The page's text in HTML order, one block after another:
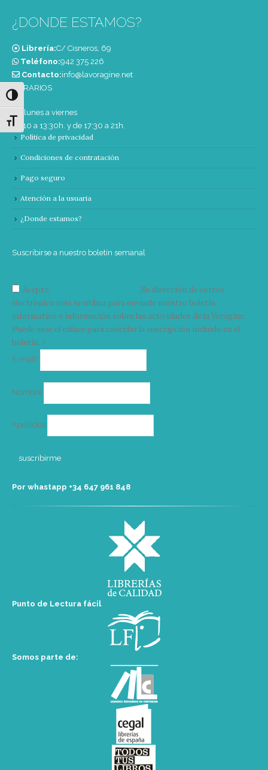
Alternar alto contraste
Alternar tamaño de letra
¿DONDE ESTAMOS?
Librería:C/ Cisneros, 69
Teléfono:‭942 375 226‬
Contacto:info@lavoragine.net
HORARIOS
De lunes a viernes
de 10 a 13:30h. y de 17:30 a 21h.
Política de privacidad
Condiciones de contratación
Pago seguro
Atención a la usuaria
¿Donde estamos?
Suscribirse a nuestro boletín semanal
Acepto
Su dirección de correo
electrónico solo se utiliza para enviarle nuestro boletín
informativo e información sobre las actividades de la Vorágine.
Puede usar el enlace para cancelar la suscripción incluido en el
boletín. >
E-mail*
Nombre
Apellidos
Por whastapp +34 ‭647 961 848‬
Punto de Lectura fácil
Somos parte de: